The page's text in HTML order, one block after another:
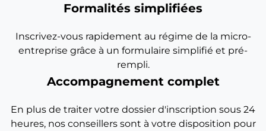
Formalités simplifiées
Inscrivez-vous rapidement au régime de la micro-
entreprise grâce à un formulaire simplifié et pré-
rempli.
Accompagnement complet
En plus de traiter votre dossier d'inscription sous 24
heures, nos conseillers sont à votre disposition pour